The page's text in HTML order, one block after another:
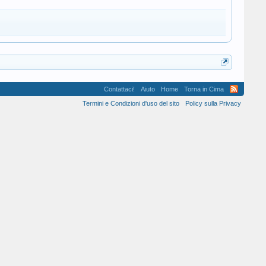
Contattaci! Aiuto Home
Torna in Cima
Termini e Condizioni d'uso del sito
Policy sulla Privacy